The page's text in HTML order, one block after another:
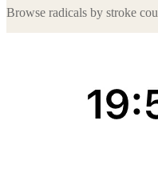
Browse radicals by stroke